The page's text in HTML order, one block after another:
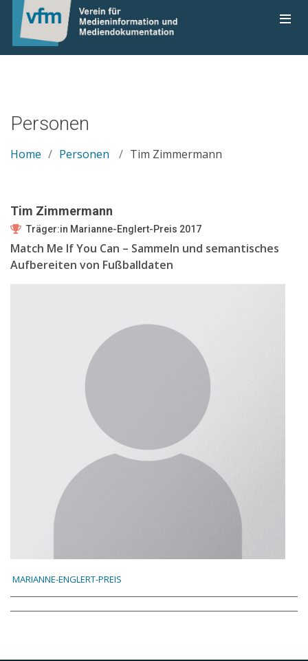
Personen
Home Personen Tim Zimmermann
Tim Zimmermann
Träger:in Marianne-Englert-Preis 2017
Match Me If You Can – Sammeln und semantisches
Aufbereiten von Fußballdaten
MARIANNE-ENGLERT-PREIS